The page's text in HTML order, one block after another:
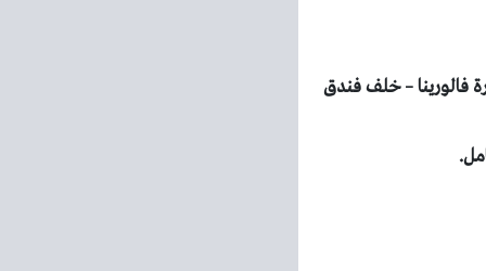
فالورينا – خلف فندق